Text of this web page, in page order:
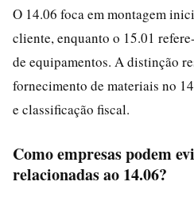
O 14.06 foca em montagem
cliente, enquanto o 15.01
de equipamentos. A distinção
fornecimento de materiais no
e classificação fiscal.
Como empresas podem
relacionadas ao 14.06?